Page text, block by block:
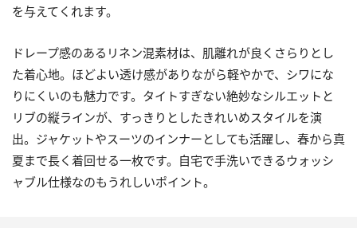
を与えてくれます。
ドレープ感のあるリネン混素材は、肌離れが良くさらりとし
た着心地。ほどよい透け感がありながら軽やかで、シワにな
りにくいのも魅力です。タイトすぎない絶妙なシルエットと
リブの縦ラインが、すっきりとしたきれいめスタイルを演
出。ジャケットやスーツのインナーとしても活躍し、春から真
夏まで長く着回せる一枚です。自宅で手洗いできるウォッシ
ャブル仕様なのもうれしいポイント。